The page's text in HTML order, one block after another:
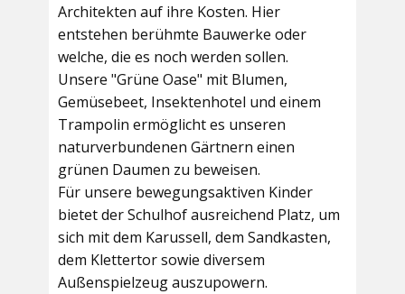
Architekten auf ihre Kosten. Hier
entstehen berühmte Bauwerke oder
welche, die es noch werden sollen.
Unsere "Grüne Oase" mit Blumen,
Gemüsebeet, Insektenhotel und einem
Trampolin ermöglicht es unseren
naturverbundenen Gärtnern einen
grünen Daumen zu beweisen.
Für unsere bewegungsaktiven Kinder
bietet derSchulhofausreichend Platz, um
sich mit dem Karussell, dem Sandkasten,
dem Klettertor sowie diversem
Außenspielzeug auszupowern.